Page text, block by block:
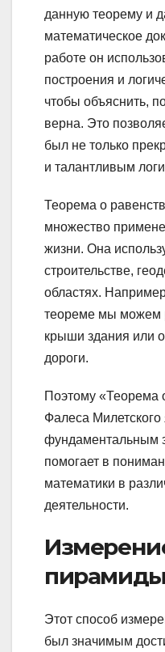
данную теорему и
математическое
работе он
построения и
чтобы объяснить,
верна. Это
был не только
и талантливым
Теорема о
множество
жизни. Она
строительстве,
областях.
теореме мы можем
крыши здания или
дороги.
Поэтому «Теорема
Фалеса Милетского
фундаментальным
помогает в
математики в
деятельности.
пирамиды
Этот способ
был значимым